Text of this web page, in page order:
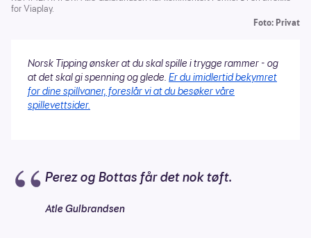
for Viaplay.
Foto: Privat
Norsk Tipping ønsker at du skal spille i trygge rammer - og
at det skal gi spenning og glede. Er du imidlertid bekymret
for dine spillvaner, foreslår vi at du besøker våre
spillevettsider.
Perez og Bottas får det nok tøft.
Atle Gulbrandsen